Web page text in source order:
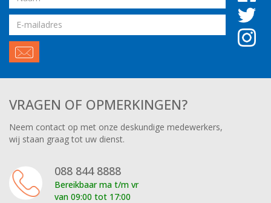
Email
adres
VRAGEN OF OPMERKINGEN?
Neem contact op met onze deskundige medewerkers,
wij staan graag tot uw dienst.
088 844 8888
Bereikbaar ma t/m vr
van 09:00 tot 17:00